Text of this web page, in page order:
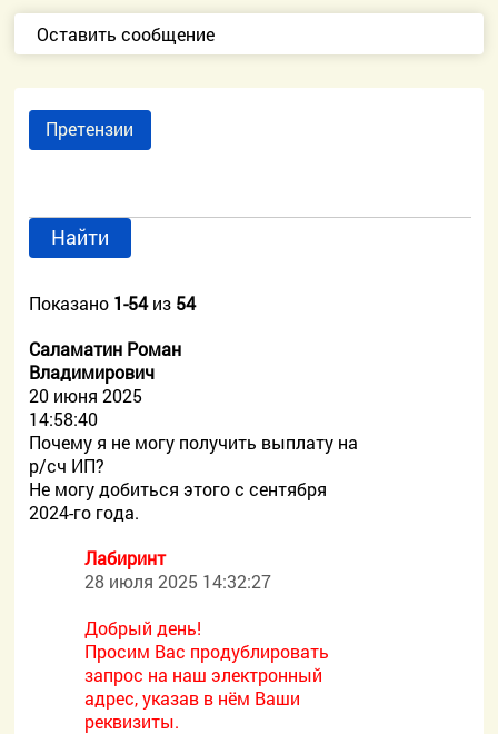
Оставить сообщение
Претензии
Найти
Показано 1-54из 54
Саламатин Роман
Владимирович
20 июня 2025
14:58:40
Почему я не могу получить выплату на
р/сч ИП?
Не могу добиться этого с сентября
2024-го года.
Лабиринт
28 июля 2025 14:32:27
Добрый день!
Просим Вас продублировать
запрос на наш электронный
адрес, указав в нём Ваши
реквизиты.